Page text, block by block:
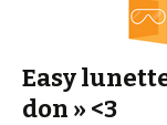
Easy
don » <3